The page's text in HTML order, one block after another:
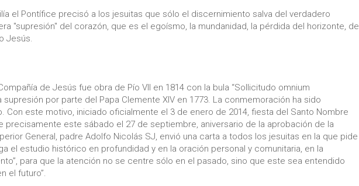
el Pontífice precisó a los jesuitas que sólo el discernimiento salva del verdadero
"supresión" del corazón, que es el egoísmo, la mundanidad, la pérdida del horizonte, de
Jesús.
de Jesús fue obra de Pío VII en 1814 con la bula “Sollicitudo omnium
supresión por parte del Papa Clemente XIV en 1773. La conmemoración ha sido
Con este motivo, iniciado oficialmente el 3 de enero de 2014, fiesta del Santo Nombre
precisamente este sábado el 27 de septiembre, aniversario de la aprobación de la
General, padre Adolfo Nicolás SJ, envió una carta a todos los jesuitas en la que pide
el estudio histórico en profundidad y en la oración personal y comunitaria, en la
para que la atención no se centre sólo en el pasado, sino que este sea entendido
el futuro”.